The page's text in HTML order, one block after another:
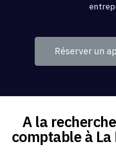
Réserver un
A la
comptable à